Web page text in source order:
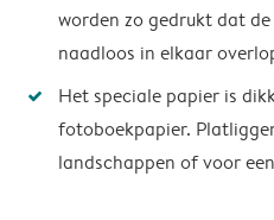
worden zo gedrukt dat
naadloos in elkaar
Het speciale papier is
fotoboekpapier.
landschappen of voor